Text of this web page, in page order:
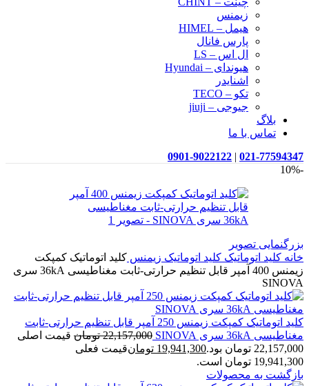
زیمنس
هیمل – HIMEL
پارس فانال
ال اس – LS
هیوندای – Hyundai
اشنایدر
تکو – TECO
جیوجی – jiuji
بلاگ
تماس با ما
021-77594347
|
0901-9022122
-10%
بزرگنمایی تصویر
خانه کلید اتوماتیک کلید اتوماتیک زیمنس کلید اتوماتیک کمپکت
زیمنس 400 آمپر قابل تنظیم حرارتی-ثابت مغناطیسی 36kA سری
SINOVA
کلید اتوماتیک کمپکت زیمنس 250 آمپر قابل تنظیم حرارتی-ثابت
مغناطیسی 36kA سری SINOVA
22,157,000 تومان قیمت اصلی
22,157,000 تومان بود.
19,941,300 تومانقیمت فعلی
19,941,300 تومان است.
بازگشت به محصولات